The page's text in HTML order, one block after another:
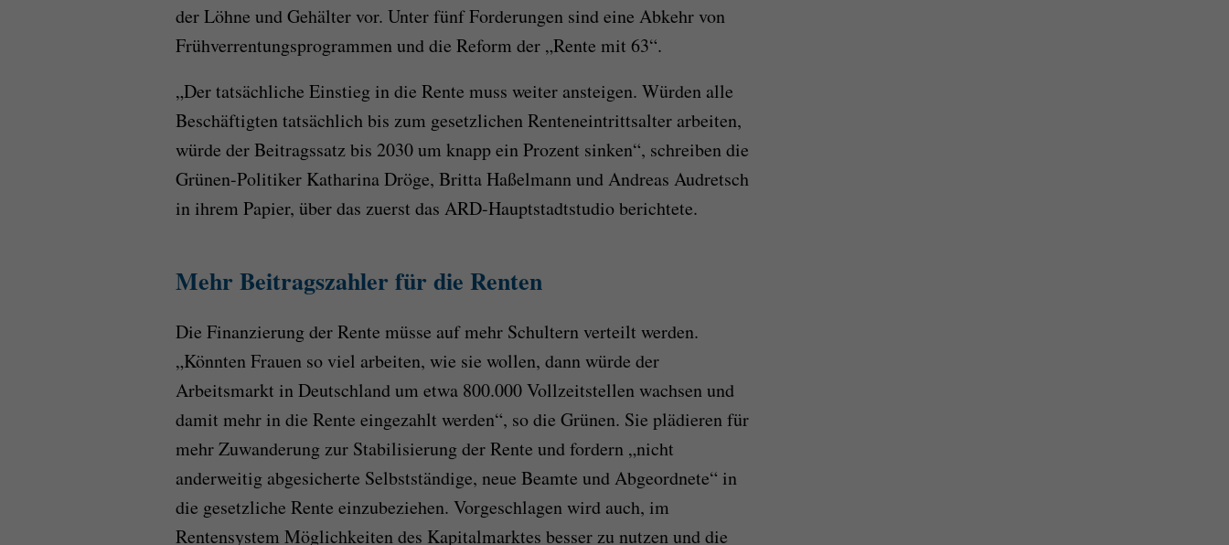
der Löhne und Gehälter vor. Unter fünf Forderungen sind eine Abkehr von
Frühverrentungsprogrammen und die Reform der „Rente mit 63“.
„Der tatsächliche Einstieg in die Rente muss weiter ansteigen. Würden alle
Beschäftigten tatsächlich bis zum gesetzlichen Renteneintrittsalter arbeiten,
würde der Beitragssatz bis 2030 um knapp ein Prozent sinken“, schreiben die
Grünen-Politiker Katharina Dröge, Britta Haßelmann und Andreas Audretsch
in ihrem Papier, über das zuerst das ARD-Hauptstadtstudio berichtete.
Mehr Beitragszahler für die Renten
Die Finanzierung der Rente müsse auf mehr Schultern verteilt werden.
„Könnten Frauen so viel arbeiten, wie sie wollen, dann würde der
Arbeitsmarkt in Deutschland um etwa 800.000 Vollzeitstellen wachsen und
damit mehr in die Rente eingezahlt werden“, so die Grünen. Sie plädieren für
mehr Zuwanderung zur Stabilisierung der Rente und fordern „nicht
anderweitig abgesicherte Selbstständige, neue Beamte und Abgeordnete“ in
die gesetzliche Rente einzubeziehen. Vorgeschlagen wird auch, im
Rentensystem Möglichkeiten des Kapitalmarktes besser zu nutzen und die